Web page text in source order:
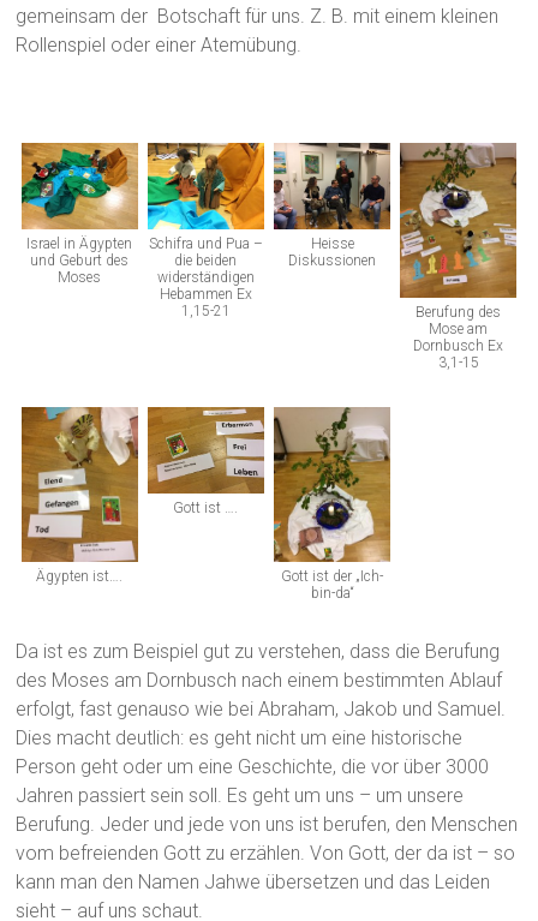
gemeinsam der Botschaft für uns. Z. B. mit einem kleinen
Rollenspiel oder einer Atemübung.
Israel in Ägypten
und Geburt des
Moses
Schifra und Pua –
die beiden
widerständigen
Hebammen Ex
1,15-21
Heisse
Diskussionen
Berufung des
Mose am
Dornbusch Ex
3,1-15
Ägypten ist….
Gott ist ….
Gott ist der „Ich-
bin-da“
Da ist es zum Beispiel gut zu verstehen, dass die Berufung
des Moses am Dornbusch nach einem bestimmten Ablauf
erfolgt, fast genauso wie bei Abraham, Jakob und Samuel.
Dies macht deutlich: es geht nicht um eine historische
Person geht oder um eine Geschichte, die vor über 3000
Jahren passiert sein soll. Es geht um uns – um unsere
Berufung. Jeder und jede von uns ist berufen, den Menschen
vom befreienden Gott zu erzählen. Von Gott, der da ist – so
kann man den Namen Jahwe übersetzen und das Leiden
sieht – auf uns schaut.